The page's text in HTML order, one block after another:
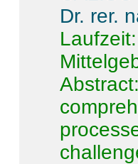
Dr. rer.
Abstract: